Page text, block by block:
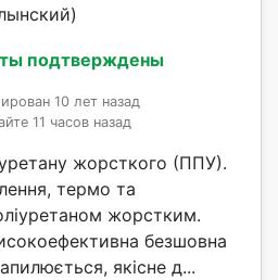
подтверждены
10 лет назад
11 часов назад
жорсткого (ППУ).
термо та
жорстким.
безшовна
якісне д...